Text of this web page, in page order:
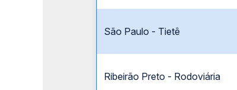
São Paulo - Tietê
Ribeirão Preto - Rodoviária